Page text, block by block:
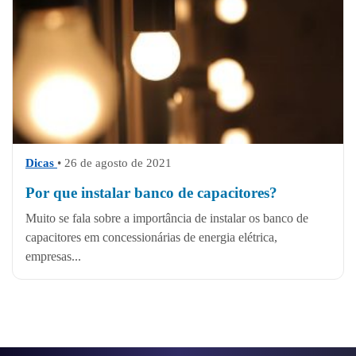
Dicas • 26 de agosto de 2021
Por que instalar banco de capacitores?
Muito se fala sobre a importância de instalar os banco de
capacitores em concessionárias de energia elétrica,
empresas...